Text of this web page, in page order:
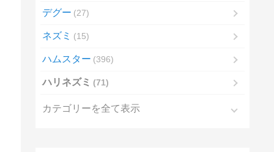
デグー 27
ネズミ 15
ハムスター 396
ハリネズミ 71
カテゴリーを全て表示